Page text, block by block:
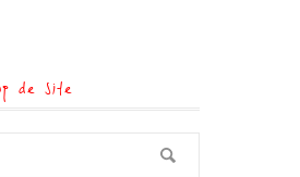
de site